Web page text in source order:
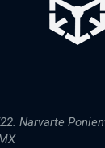
Narvarte